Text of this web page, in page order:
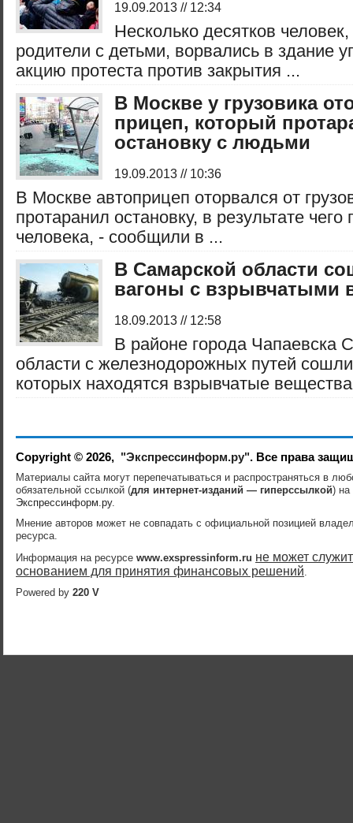
19.09.2013 // 12:34
Несколько десятков
родители с детьми, ворвались в здание
акцию протеста против закрытия ...
В Москве у грузовика
прицеп, который
остановку с людьми
19.09.2013 // 10:36
В Москве автоприцеп оторвался от
протаранил остановку, в результате чего
человека, - сообщили в ...
В Самарской области
вагоны с взрывчатыми
18.09.2013 // 12:58
В районе города Чапаевска
области с железнодорожных путей
которых находятся взрывчатые
Copyright © 2026, "Экспрессинформ.ру". Все права
Материалы сайта могут перепечатываться и распространяться в
обязательной ссылкой (для интернет-изданий — гиперссылкой) на
Экспрессинформ.ру.
Мнение авторов может не совпадать с официальной позицией
ресурса.
Информация на ресурсе www.exspressinform.ru не может
основанием для принятия финансовых решений.
Powered by 220 V